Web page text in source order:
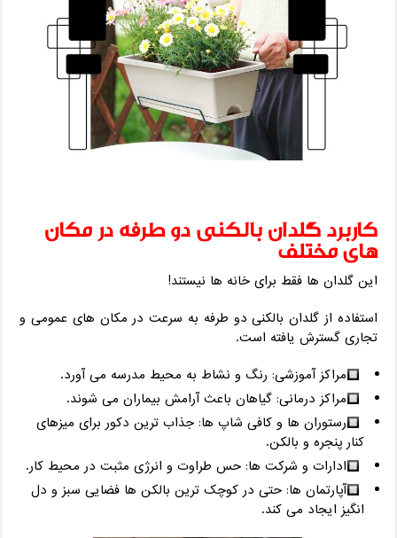
کاربرد گلدان بالکنی دو طرفه در مکان
‌های مختلف
این گلدان‌ ها فقط برای خانه ‌ها نیستند!
استفاده از گلدان بالکنی دو طرفه به سرعت در مکان ‌های عمومی و
تجاری گسترش یافته است.
مراکز آموزشی: رنگ و نشاط به محیط مدرسه می ‌آورد.
مراکز درمانی: گیاهان باعث آرامش بیماران می‌ شوند.
رستوران‌ ها و کافی ‌شاپ ‌ها: جذاب ‌ترین دکور برای میزهای
کنار پنجره و بالکن.
ادارات و شرکت ‌ها: حس طراوت و انرژی مثبت در محیط کار.
آپارتمان ‌ها: حتی در کوچک‌ ترین بالکن ‌ها فضایی سبز و دل‌
انگیز ایجاد می‌ کند.